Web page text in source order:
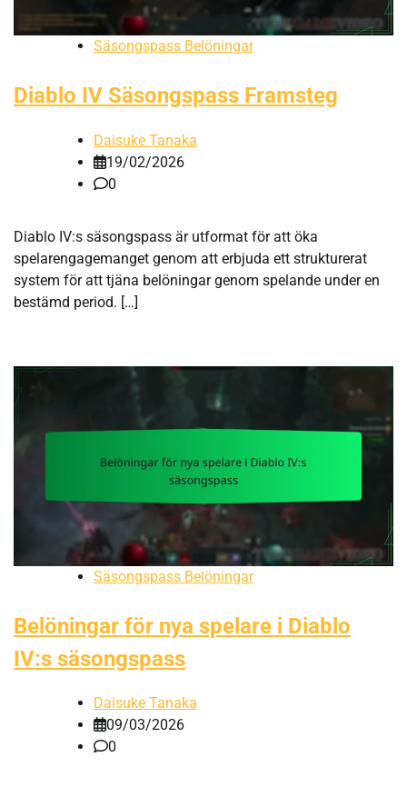
Säsongspass Belöningar
Diablo IV Säsongspass Framsteg
Daisuke Tanaka
19/02/2026
0
Diablo IV:s säsongspass är utformat för att öka
spelarengagemanget genom att erbjuda ett strukturerat
system för att tjäna belöningar genom spelande under en
bestämd period. […]
Säsongspass Belöningar
Belöningar för nya spelare i Diablo
IV:s säsongspass
Daisuke Tanaka
09/03/2026
0